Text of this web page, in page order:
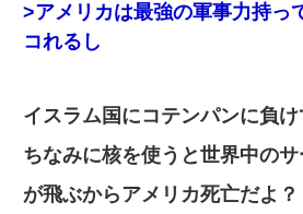
>アメリカは最強の軍事力持っ
コれるし
イスラム国にコテンパンに負け
ちなみに核を使うと世界中の
が飛ぶからアメリカ死亡だよ？